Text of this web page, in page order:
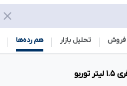
فروش تحلیل بازار هم رده‌ها‌